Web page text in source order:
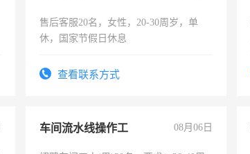
售后客服20名，女性，20-30周岁，单
休，国家节假日休息
查看联系方式
车间流水线操作工 08月06日